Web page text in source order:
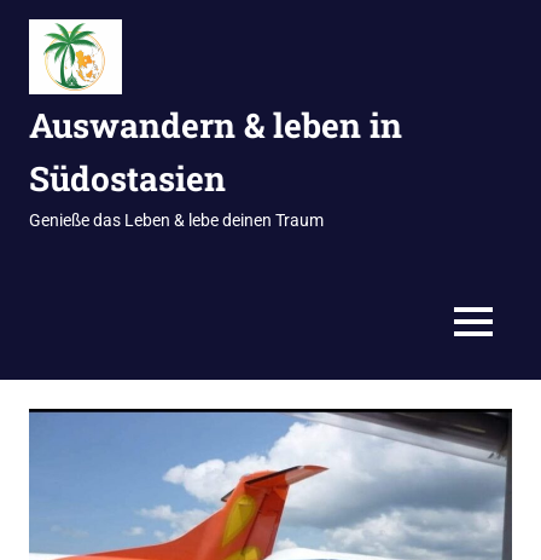
Zum
Inhalt
springen
Auswandern & leben in
Südostasien
Genieße das Leben & lebe deinen Traum
MENÜ